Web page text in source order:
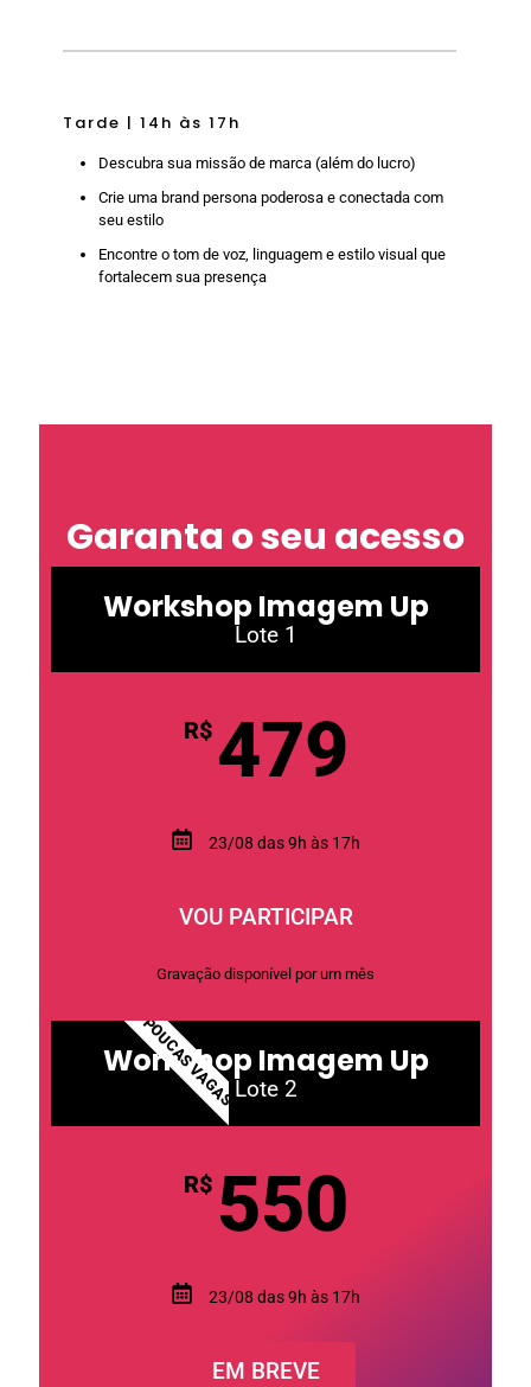
Tarde | 14h às 17h
Descubra sua missão de marca (além do lucro)
Crie uma brand persona poderosa e conectada com
seu estilo
Encontre o tom de voz, linguagem e estilo visual que
fortalecem sua presença
Garanta o seu acesso
Workshop Imagem Up
Lote 1
R$ 479
23/08 das 9h às 17h
VOU PARTICIPAR
Gravação disponível por um mês
POUCAS VAGAS
Workshop Imagem Up
Lote 2
R$ 550
23/08 das 9h às 17h
EM BREVE